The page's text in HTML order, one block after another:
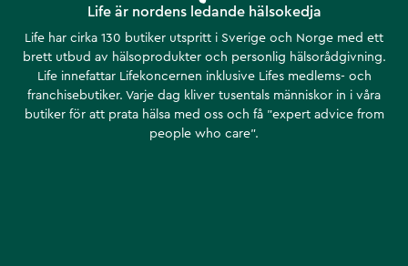
Life är nordens ledande hälsokedja
Life har cirka 130 butiker utspritt i Sverige och Norge med ett
brett utbud av hälsoprodukter och personlig hälsorådgivning.
Life innefattar Lifekoncernen inklusive Lifes medlems- och
franchisebutiker. Varje dag kliver tusentals människor in i våra
butiker för att prata hälsa med oss och få ”expert advice from
people who care”.